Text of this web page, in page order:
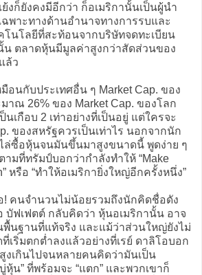
งก็ยังคงมีอีกว่า ก็อเมริกานั้นเป็นผู้นำ
พาะทางด้านอำนาจทางการรบและ
โนโลยีที่สะท้อนจากบริษัทจดทะเบียน
น ตลาดหุ้นมีมูลค่าสูงกว่าสัดส่วนของ
ล้ว
อนกับประเทศอื่น ๆ Market Cap. ของ
าณ 26% ของ Market Cap. ของโลก
นเกือบ 2 เท่าอย่างที่เป็นอยู่ แต่ใครจะ
ของสหรัฐควรเป็นเท่าไร นอกจากนัก
ล่ซื้อหุ้นจนมันขึ้นมาสูงขนาดนี้ พูดง่าย ๆ
ามที่ทรัมป์บอกว่ากำลังทำให้ “Make
หรือ “ทำให้อเมริกายิ่งใหญ่อีกครั้งหนึ่ง”
! คนจำนวนไม่น้อยรวมถึงนักคิดชื่อดัง
บัฟเฟตต์ กลับคิดว่า หุ้นอเมริกานั้น อาจ
พื้นฐานที่แท้จริง และแม้ว่าส่วนใหญ่ยังไม่
เริ่มตกต่ำลงแล้วอย่างที่เรย์ ดาลิโอบอก
เกินไปจนหลายคนคิดว่ามันเป็น
หุ้น” ที่พร้อมจะ “แตก” และพวกเขาก็